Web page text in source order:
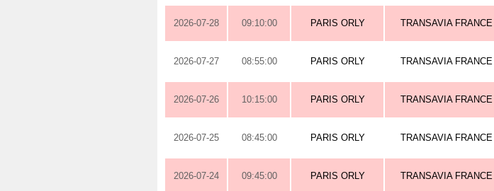
2026-07-28 09:10:00 PARIS ORLY TRANSAVIA FRANCE
2026-07-27 08:55:00 PARIS ORLY TRANSAVIA FRANCE
2026-07-26 10:15:00 PARIS ORLY TRANSAVIA FRANCE
2026-07-25 08:45:00 PARIS ORLY TRANSAVIA FRANCE
2026-07-24 09:45:00 PARIS ORLY TRANSAVIA FRANCE